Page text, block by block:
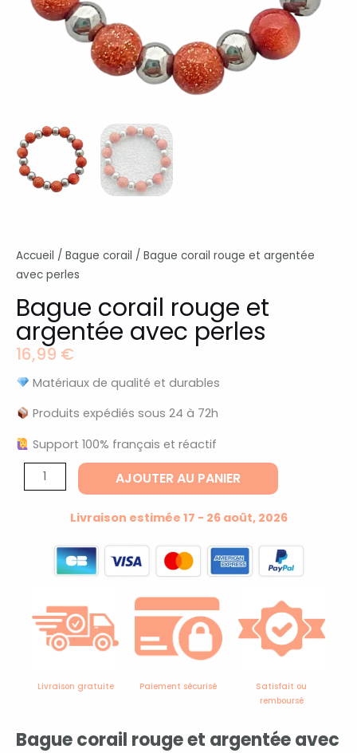
Accueil / Bague corail / Bague corail rouge et argentée
avec perles
Bague corail rouge et
argentée avec perles
16,99 €
Matériaux de qualité et durables
Produits expédiés sous 24 à 72h
Support 100% français et réactif
rouge
avec
perles
AJOUTER AU PANIER
Livraison estimée 17 - 26 août, 2026
Livraison gratuite Paiement sécurisé
Satisfait ou
remboursé
Bague corail rouge et argentée avec